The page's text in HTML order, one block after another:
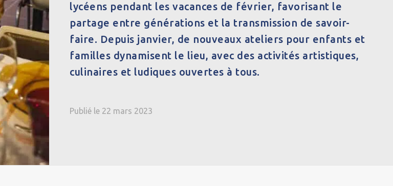
lycéens pendant les vacances de février, favorisant le
partage entre générations et la transmission de savoir-
faire. Depuis janvier, de nouveaux ateliers pour enfants et
familles dynamisent le lieu, avec des activités artistiques,
culinaires et ludiques ouvertes à tous.
Publié le 22 mars 2023